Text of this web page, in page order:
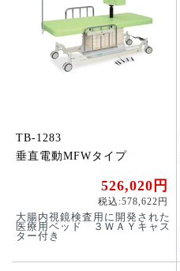
TB-1283
垂直電動MFWタイプ
526,020円
税込:578,622円
大腸内視鏡検査用に開発された
医療用ベッド ３ＷＡＹキャス
ター付き